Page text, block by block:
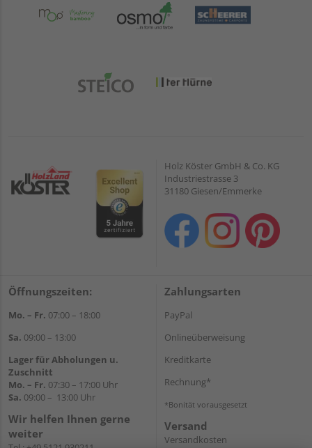
Holz Köster GmbH & Co. KG
Industriestrasse 3
31180 Giesen/Emmerke
Öffnungszeiten:
Mo. – Fr. 07:00 – 18:00
Sa. 09:00 – 13:00
Lager für Abholungen u.
Zuschnitt
Mo. – Fr. 07:30 – 17:00 Uhr
Sa. 09:00 – 13:00 Uhr
Wir helfen Ihnen gerne
weiter
Zahlungsarten
PayPal
Onlineüberweisung
Kreditkarte
Rechnung*
*Bonität vorausgesetzt
Versand
Versandkosten